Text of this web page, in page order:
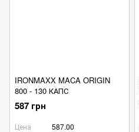
IRONMAXX MACA ORIGIN
800 - 130 КАПС
587 грн
Цена
587.00